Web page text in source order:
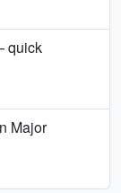
quick
Major